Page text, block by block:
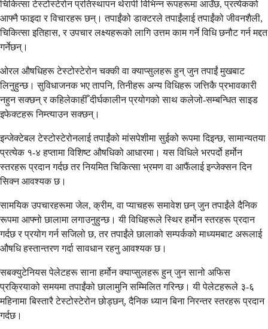
चिकित्सा टेस्टोस्टेरोन प्रतिस्थापन थेरापी विभिन्न रूपहरूमा आउँछ, प्रत्येकको
आफ्नै फाइदा र विचारहरू छन्। तपाईंको डाक्टरले तपाईंलाई तपाईंको जीवनशैली,
चिकित्सा इतिहास, र उपचार लक्ष्यहरूको लागि उत्तम काम गर्ने विधि छनौट गर्न मद्दत
गर्नेछन्।
ओरल औषधिहरू टेस्टोस्टेरोन चक्की वा क्याप्सुलहरू हुन् जुन तपाईं मुखबाट
लिनुहुन्छ। सुविधाजनक भए तापनि, तिनीहरू अन्य विधिहरू जत्तिकै प्रभावकारी
नहुन सक्छन् र कहिलेकाहीँ दीर्घकालीन प्रयोगको साथ कलेजो-सम्बन्धित साइड
इफेक्टहरू निम्त्याउन सक्छन्।
इन्जेक्टेबल टेस्टोस्टेरोनलाई तपाईंको मांसपेशीमा सुईको रूपमा दिइन्छ, सामान्यतया
प्रत्येक १-४ हप्तामा विशिष्ट औषधिको आधारमा। यस विधिले भरपर्दो हर्मोन
स्तरहरू प्रदान गर्दछ तर नियमित चिकित्सा भ्रमण वा आफैंलाई इन्जेक्सन दिन
सिक्न आवश्यक छ।
सामयिक उपचारहरूमा जेल, क्रीम, वा प्याचहरू समावेश छन् जुन तपाईंले दैनिक
रूपमा आफ्नो छालामा लगाउनुहुन्छ। यी विधिहरूले स्थिर हर्मोन स्तरहरू प्रदान
गर्दछ र प्रयोग गर्न सजिलो छ, तर तपाईंले छालाको सम्पर्कको माध्यमबाट अरूलाई
औषधि हस्तान्तरण गर्दा सावधान रहनु आवश्यक छ।
सबक्युटेनियस पेलेटहरू साना हर्मोन क्याप्सुलहरू हुन् जुन सानो अफिस
प्रक्रियाको समयमा तपाईंको छालामुनि सम्मिलित गरिन्छ। यी पेलेटहरूले ३-६
महिनामा बिस्तारै टेस्टोस्टेरोन छोड्छन्, दैनिक ध्यान बिना निरन्तर स्तरहरू प्रदान
गर्दछ।